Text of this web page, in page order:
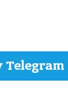
Telegram